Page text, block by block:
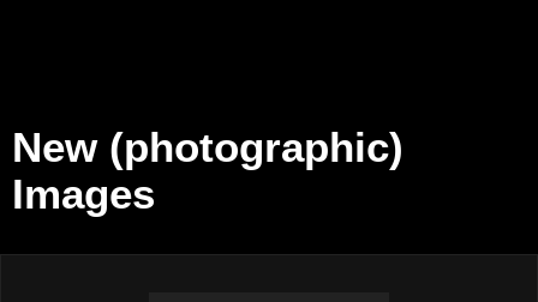
New (photographic)
Images